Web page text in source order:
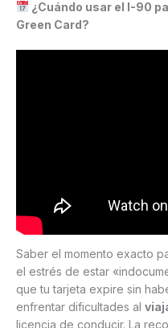
¿Cuándo usar el I-90
Green Card?
Saber el momento exacto
el estrés de estar
que tu tarjeta expire sin
enfrentar dificultades al
licencia de conducir. La